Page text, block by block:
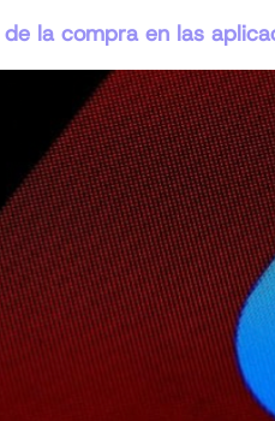
de la compra en las